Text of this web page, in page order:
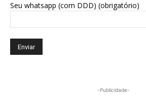
Seu whatsapp (com DDD) (obrigatório)
-Publicidade-